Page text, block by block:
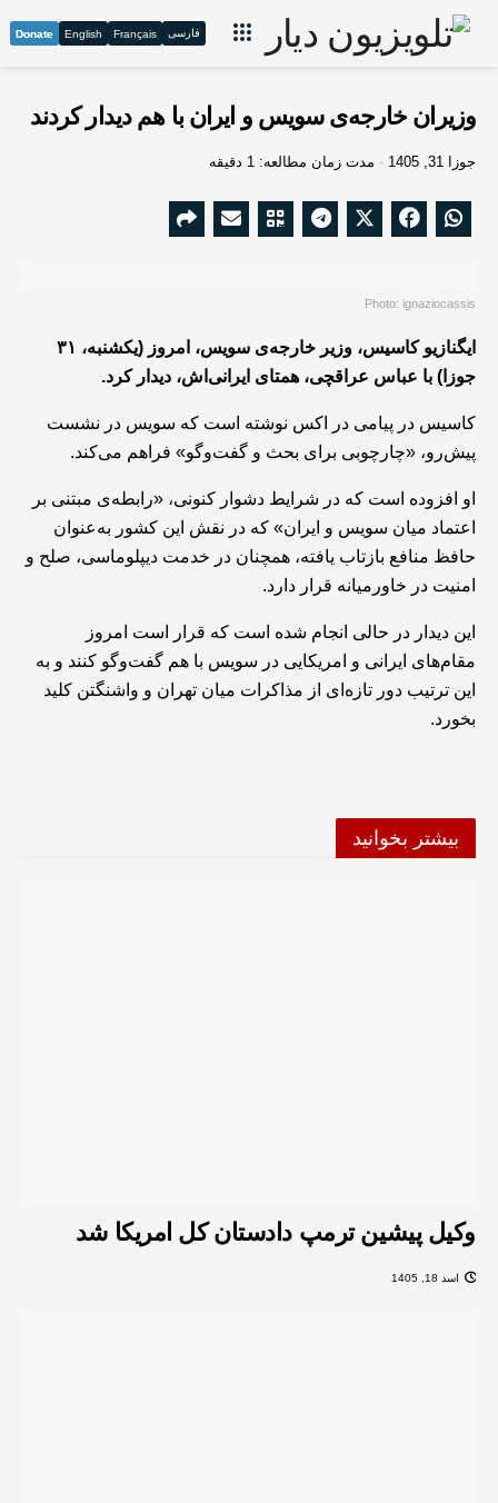
فارسی Français
English
Donate
وزیران خارجه‌ی سویس و ایران با هم دیدار کردند
جوزا 31, 1405 مدت زمان مطالعه: 1 دقیقه
Photo: ignaziocassis
ایگنازیو کاسیس، وزیر خارجه‌ی سویس، امروز (یکشنبه، ۳۱
جوزا) با عباس عراقچی، همتای ایرانی‌اش، دیدار کرد.
کاسیس در پیامی در اکس نوشته است که سویس در نشست
پیش‌رو، «چارچوبی برای بحث و گفت‌وگو» فراهم می‌کند.
او افزوده است که در شرایط دشوار کنونی، «رابطه‌ی مبتنی بر
اعتماد میان سویس و ایران» که در نقش این کشور به‌عنوان
حافظ منافع بازتاب یافته، همچنان در خدمت دیپلوماسی، صلح و
امنیت در خاورمیانه قرار دارد.
این دیدار در حالی انجام شده است که قرار است امروز
مقام‌های ایرانی و امریکایی در سویس با هم گفت‌وگو کنند و به
این ترتیب دور تازه‌ای از مذاکرات میان تهران و واشنگتن کلید
بخورد.
بیشتر بخوانید
وکیل پیشین ترمپ دادستان کل امریکا شد
اسد 18, 1405